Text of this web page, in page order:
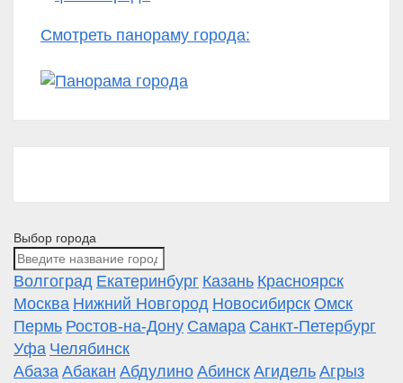
Смотреть панораму города:
Выбор города
Волгоград Екатеринбург Казань Красноярск
Москва Нижний Новгород Новосибирск Омск
Пермь Ростов-на-Дону Самара Санкт-Петербург
Уфа Челябинск
Абаза Абакан Абдулино Абинск Агидель Агрыз